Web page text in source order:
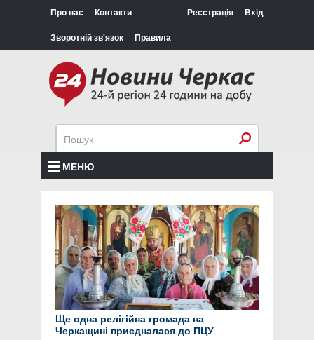
Про нас Контакти
Зворотній зв'язок Правила
Реєстрація Вхід
МЕНЮ
Ще одна релігійна громада на
Черкащині приєдналася до ПЦУ